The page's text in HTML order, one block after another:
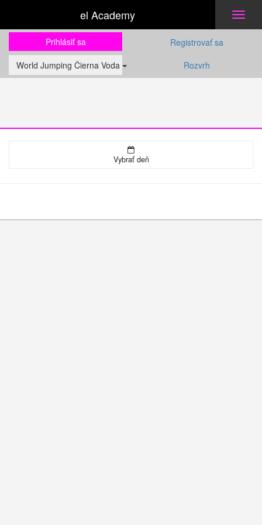
el Academy
Prihlásiť sa
Registrovať sa
World Jumping Čierna Voda
Rozvrh
Vybrať deň